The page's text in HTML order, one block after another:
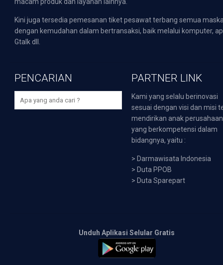
Kini juga tersedia pemesanan tiket pesawat terbang semua
dengan kemudahan dalam bertransaksi, baik melalui komputer,
Gtalk dll.
PENCARIAN PARTNER LINK
Kami yang selalu berinovasi
sesuai dengan visi dan misi
mendirikan anak perusahaan
yang berkompetensi dalam
bidangnya, yaitu :
> Darmawisata Indonesia
> Duta PPOB
> Duta Sparepart
Unduh Aplikasi Selular Gratis